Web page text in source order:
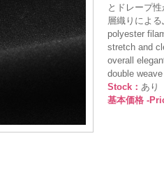
とドレープ
層織りによ
polyester
stretch and
overall
double
Stock： あり
基本価格 -